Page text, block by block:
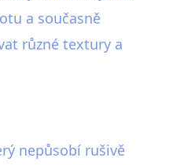
a současně
různé textury a
nepůsobí rušivě